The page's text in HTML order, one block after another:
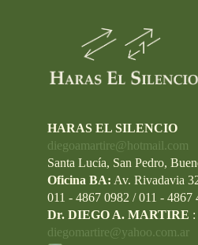
HARAS EL SILENCIO
diegoamartire@hotmail.com
Santa Lucía, San Pedro,
Oficina BA: Av. Rivadavia
011 - 4867 0982 / 011 - 4867
Dr. DIEGO A. MARTIRE
diegomartire@yahoo.com.ar